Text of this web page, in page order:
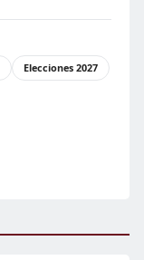
Elecciones 2027